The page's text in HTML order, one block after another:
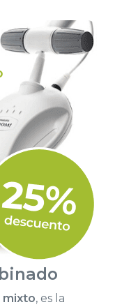
mixto, es la